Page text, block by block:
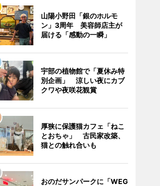
山陽小野田「銀のホルモ
ン」3周年 美容師店主が
届ける「感動の一瞬」
宇部の植物館で「夏休み特
別企画」 涼しい夜にカブ
クワや夜咲花観賞
厚狭に保護猫カフェ「ねこ
とおちゃ」 古民家改築、
猫との触れ合いも
おのだサンパークに「WEG